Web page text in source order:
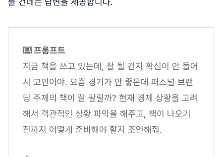
⌨️ 프롬프트
지금 책을 쓰고 있는데, 잘 될 건지 확신이 안 들어
서 고민이야. 요즘 경기가 안 좋은데 퍼스널 브랜
딩 주제의 책이 잘 팔릴까? 현재 경제 상황을 고려
해서 객관적인 상황 파악을 해주고, 책이 나오기
전까지 어떻게 준비해야 할지 조언해줘.